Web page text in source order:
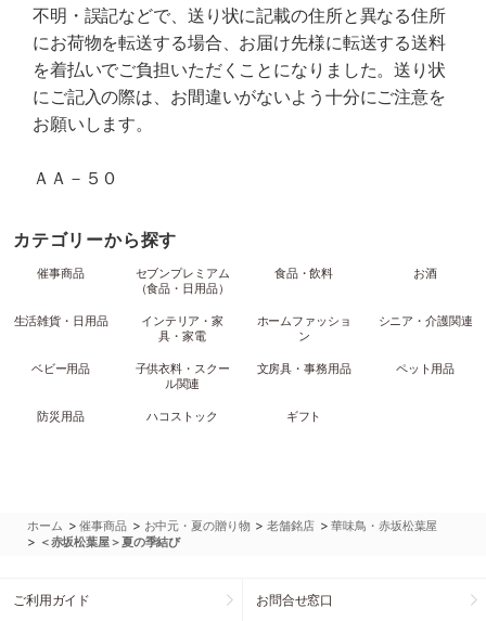
不明・誤記などで、送り状に記載の住所と異なる住所
にお荷物を転送する場合、お届け先様に転送する送料
を着払いでご負担いただくことになりました。送り状
にご記入の際は、お間違いがないよう十分にご注意を
お願いします。
ＡＡ－５０
カテゴリーから探す
催事商品
セブンプレミアム
（食品・日用品）
食品・飲料 お酒
生活雑貨・日用品
インテリア・家
具・家電
ホームファッショ
ン
シニア・介護関連
ベビー用品
子供衣料・スクー
ル関連
文房具・事務用品 ペット用品
防災用品 ハコストック ギフト
ホーム >催事商品 > お中元・夏の贈り物 >老舗銘店 >華味鳥・赤坂松葉屋
> ＜赤坂松葉屋＞夏の季結び
ご利用ガイド お問合せ窓口